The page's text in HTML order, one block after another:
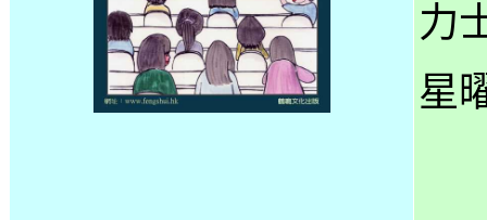
力
星